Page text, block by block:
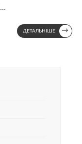
...
ДЕТАЛЬНІШЕ →